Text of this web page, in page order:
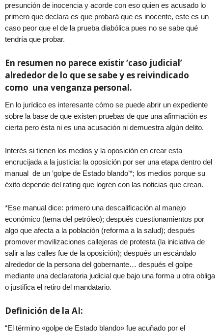
presunción de inocencia y acorde con eso quien es acusado lo
primero que declara es que probará que es inocente, este es un
caso peor que el de la prueba diabólica pues no se sabe qué
tendría que probar.
En resumen no parece existir ‘caso judicial’
alrededor de lo que se sabe y es reivindicado
como una venganza personal.
En lo jurídico es interesante cómo se puede abrir un expediente
sobre la base de que existen pruebas de que una afirmación es
cierta pero ésta ni es una acusación ni demuestra algún delito.
Interés si tienen los medios y la oposición en crear esta
encrucijada a la justicia: la oposición por ser una etapa dentro del
manual de un ‘golpe de Estado blando’*; los medios porque su
éxito depende del rating que logren con las noticias que crean.
*Ese manual dice: primero una descalificación al manejo
económico (tema del petróleo); después cuestionamientos por
algo que afecta a la población (reforma a la salud); después
promover movilizaciones callejeras de protesta (la iniciativa de
salir a las calles fue de la oposición); después un escándalo
alrededor de la persona del gobernante… después el golpe
mediante una declaratoria judicial que bajo una forma u otra obliga
o justifica el retiro del mandatario.
Definición de la AI:
“El término «golpe de Estado blando» fue acuñado por el